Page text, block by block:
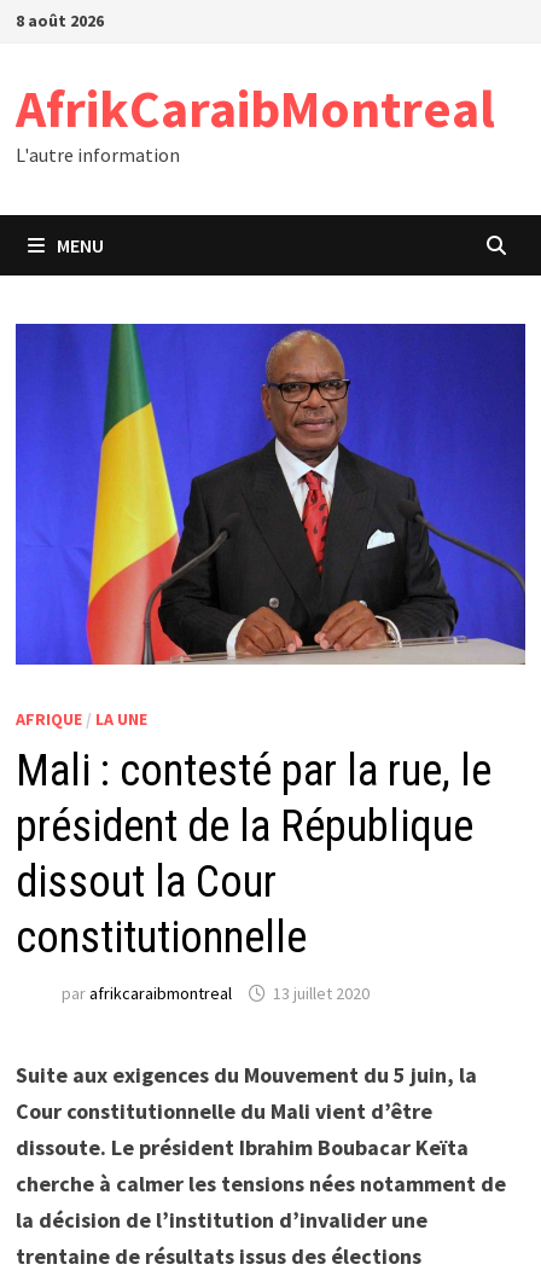
Passer
8 août 2026
AfrikCaraibMontreal
L'autre information
MENU
AFRIQUE/ LA UNE
Mali : contesté par la rue, le
président de la République
dissout la Cour
constitutionnelle
parafrikcaraibmontreal 13 juillet 2020
Suite aux exigences du Mouvement du 5 juin, la
Cour constitutionnelle du Mali vient d’être
dissoute. Le président Ibrahim Boubacar Keïta
cherche à calmer les tensions nées notamment de
la décision de l’institution d’invalider une
trentaine de résultats issus des élections